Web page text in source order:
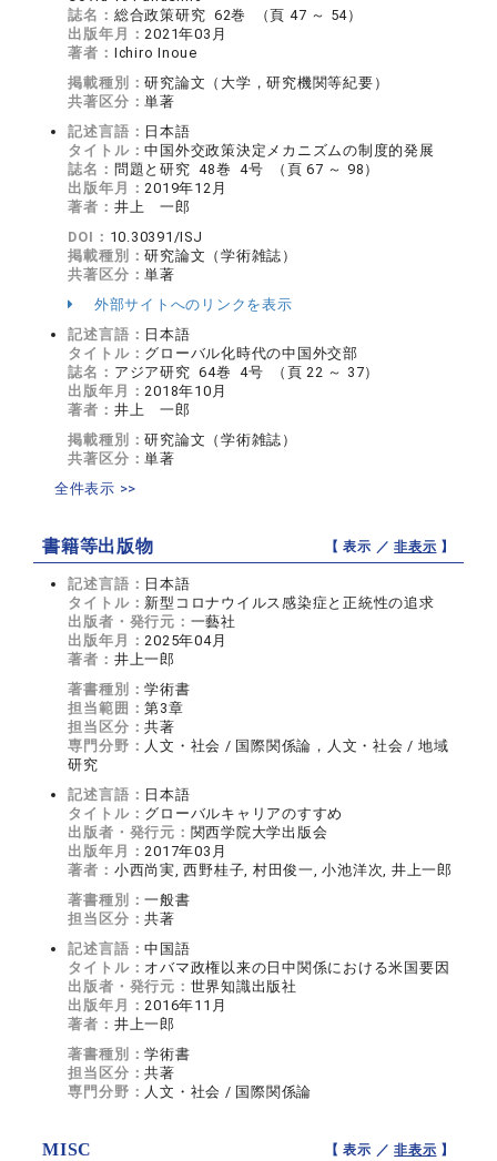
誌名： 総合政策研究 62巻 （頁 47 ～ 54）
出版年月：2021年03月
著者： Ichiro Inoue
掲載種別：研究論文（大学，研究機関等紀要）
共著区分：単著
記述言語： 日本語
タイトル：中国外交政策決定メカニズムの制度的発展
誌名： 問題と研究 48巻 4号 （頁 67 ～ 98）
出版年月：2019年12月
著者： 井上 一郎
DOI： 10.30391/ISJ
掲載種別：研究論文（学術雑誌）
共著区分：単著
外部サイトへのリンクを表示
記述言語： 日本語
タイトル： グローバル化時代の中国外交部
誌名： アジア研究 64巻 4号 （頁 22 ～ 37）
出版年月：2018年10月
著者： 井上 一郎
掲載種別：研究論文（学術雑誌）
共著区分：単著
全件表示 >>
書籍等出版物 【 表示 ／非表示 】
記述言語： 日本語
タイトル： 新型コロナウイルス感染症と正統性の追求
出版者・発行元： 一藝社
出版年月：2025年04月
著者： 井上一郎
著書種別：学術書
担当範囲：第3章
担当区分：共著
専門分野： 人文・社会 / 国際関係論，人文・社会 / 地域
研究
記述言語： 日本語
タイトル： グローバルキャリアのすすめ
出版者・発行元： 関西学院大学出版会
出版年月：2017年03月
著者： 小西尚実, 西野桂子, 村田俊一, 小池洋次, 井上一郎
著書種別：一般書
担当区分：共著
記述言語：中国語
タイトル： オバマ政権以来の日中関係における米国要因
出版者・発行元： 世界知識出版社
出版年月：2016年11月
著者： 井上一郎
著書種別：学術書
担当区分：共著
専門分野： 人文・社会 / 国際関係論
MISC 【 表示 ／非表示 】